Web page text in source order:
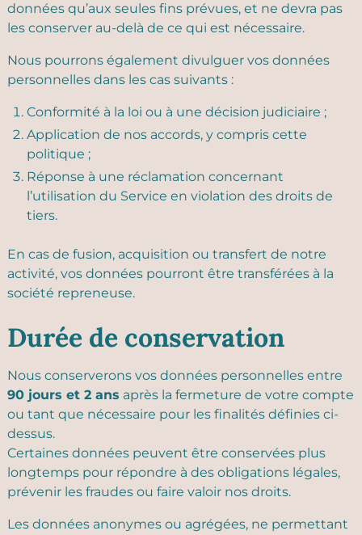
données qu’aux seules fins prévues, et ne devra pas
les conserver au-delà de ce qui est nécessaire.
Nous pourrons également divulguer vos données
personnelles dans les cas suivants :
Conformité à la loi ou à une décision judiciaire ;
Application de nos accords, y compris cette
politique ;
Réponse à une réclamation concernant
l’utilisation du Service en violation des droits de
tiers.
En cas de fusion, acquisition ou transfert de notre
activité, vos données pourront être transférées à la
société repreneuse.
Durée de conservation
Nous conserverons vos données personnelles entre
90 jours et 2 ans après la fermeture de votre compte
ou tant que nécessaire pour les finalités définies ci-
dessus.
Certaines données peuvent être conservées plus
longtemps pour répondre à des obligations légales,
prévenir les fraudes ou faire valoir nos droits.
Les données anonymes ou agrégées, ne permettant